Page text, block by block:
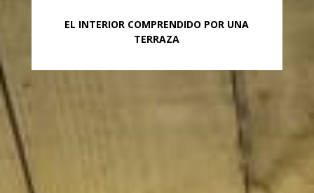
EL INTERIOR COMPRENDIDO POR UNA
TERRAZA